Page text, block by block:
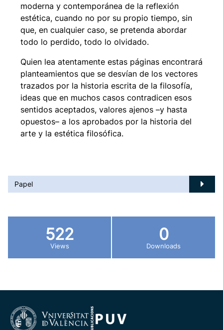
moderna y contemporánea de la reflexión
estética, cuando no por su propio tiempo, sin
que, en cualquier caso, se pretenda abordar
todo lo perdido, todo lo olvidado.
Quien lea atentamente estas páginas encontrará
planteamientos que se desvían de los vectores
trazados por la historia escrita de la filosofía,
ideas que en muchos casos contradicen esos
sentidos aceptados, valores ajenos –y hasta
opuestos– a los aprobados por la historia del
arte y la estética filosófica.
Papel
522
Views
0
Downloads